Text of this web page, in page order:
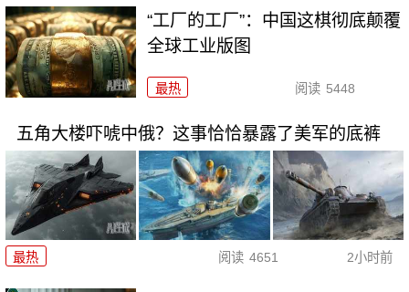
“工厂的工厂”：中国这棋彻底颠覆
全球工业版图
最热 阅读 5448
五角大楼吓唬中俄？这事恰恰暴露了美军的底裤
最热 阅读 4651 2小时前